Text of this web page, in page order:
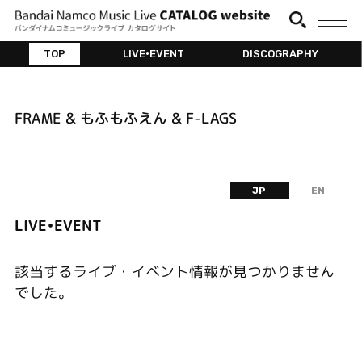
TOP LIVE•EVENT DISCOGRAPHY
FRAME & もふもふえん & F-LAGS
JP EN
LIVE•EVENT
該当するライブ・イベント情報が見つかりません
でした。